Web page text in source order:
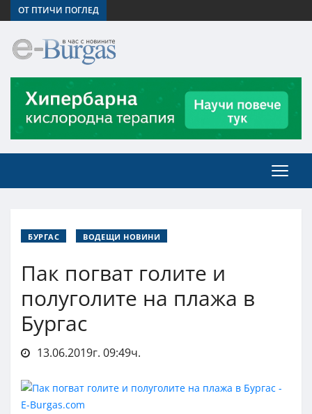
ОТ ПТИЧИ ПОГЛЕД
БУРГАС ВОДЕЩИ НОВИНИ
Пак погват голите и
полуголите на плажа в
Бургас
13.06.2019г. 09:49ч.